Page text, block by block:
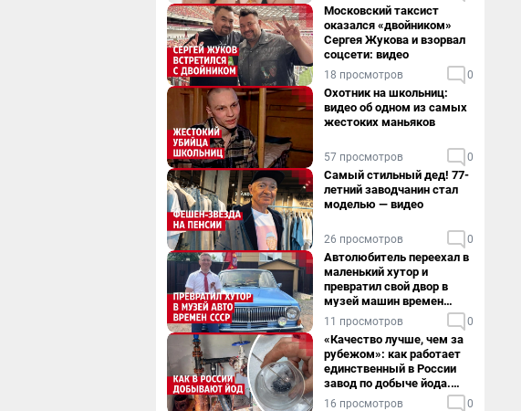
Московский таксист
оказался «двойником»
Сергея Жукова и взорвал
соцсети: видео
18 просмотров 0
Охотник на школьниц:
видео об одном из самых
жестоких маньяков
57 просмотров 0
Самый стильный дед! 77-
летний заводчанин стал
моделью — видео
26 просмотров 0
Автолюбитель переехал в
маленький хутор и
превратил свой двор в
музей машин времен
СССР. Видео
11 просмотров 0
«Качество лучше, чем за
рубежом»: как работает
единственный в России
завод по добыче йода.
Видео
16 просмотров 0